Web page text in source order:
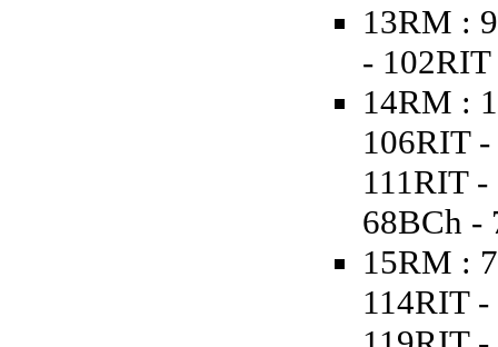
13RM :
-
14RM :
106RIT
111RIT
68BCh -
15RM :
114RIT